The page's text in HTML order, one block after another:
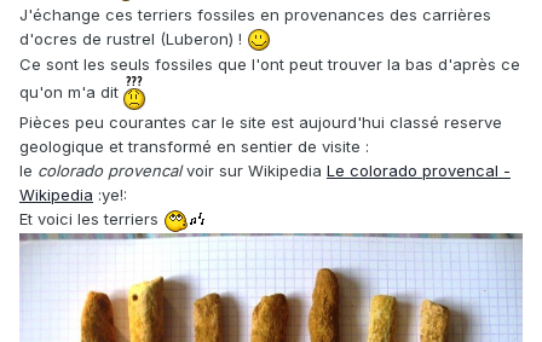
J'échange ces terriers fossiles en provenances des carrières
d'ocres de rustrel (Luberon) !
Ce sont les seuls fossiles que l'ont peut trouver la bas d'après ce
qu'on m'a dit
Pièces peu courantes car le site est aujourd'hui classé reserve
geologique et transformé en sentier de visite :
le colorado provencalvoir sur Wikipedia Le colorado provencal -
Wikipedia :ye!:
Et voici les terriers